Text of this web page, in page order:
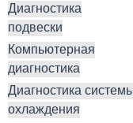
Диагностика
подвески
Компьютерная
диагностика
Диагностика
охлаждения